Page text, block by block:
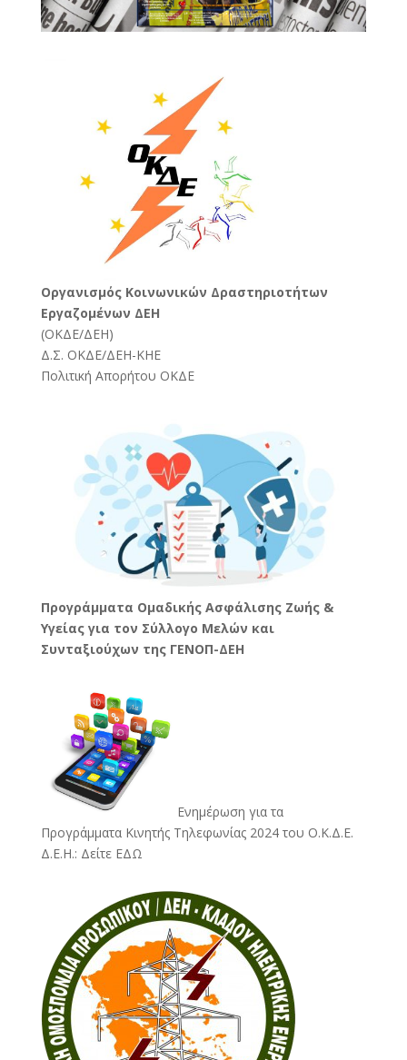
Oργανισμός Κοινωνικών Δραστηριοτήτων
Εργαζομένων ΔΕΗ
(ΟΚΔΕ/ΔΕΗ)
Δ.Σ. ΟΚΔΕ/ΔΕΗ-ΚΗΕ
Πολιτική Απορήτου ΟΚΔΕ
Προγράμματα Ομαδικής Ασφάλισης Ζωής &
Υγείας για τον Σύλλογο Μελών και
Συνταξιούχων της ΓΕΝΟΠ-ΔΕΗ
Ενημέρωση για τα
Προγράμματα Κινητής Τηλεφωνίας 2024 του Ο.Κ.Δ.Ε.
Δ.Ε.Η.: Δείτε ΕΔΩ